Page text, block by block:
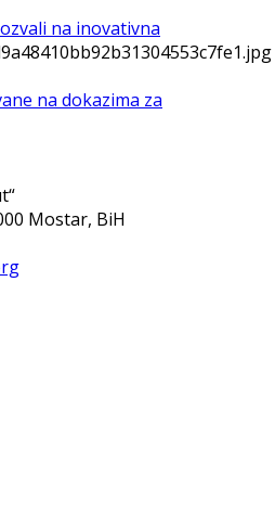
na inovativna
na dokazima za
Mostar, BiH